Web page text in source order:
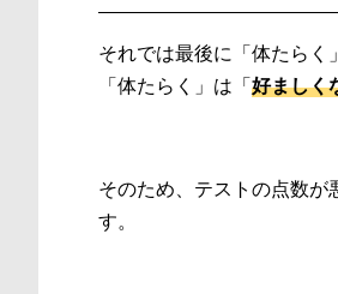
それでは最後に「体たらく
「体たらく」は「好ましく
そのため、テストの点数が
す。